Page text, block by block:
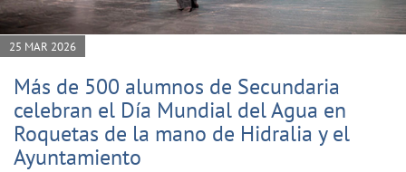
25 MAR 2026
Más de 500 alumnos de Secundaria
celebran el Día Mundial del Agua en
Roquetas de la mano de Hidralia y el
Ayuntamiento